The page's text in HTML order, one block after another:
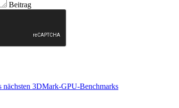
Beitrag
nächsten 3DMark-GPU-Benchmarks